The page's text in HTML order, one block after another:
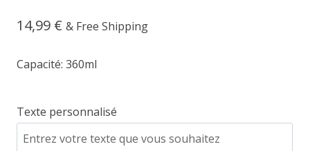
14,99 € & Free Shipping
Capacité: 360ml
Texte personnalisé